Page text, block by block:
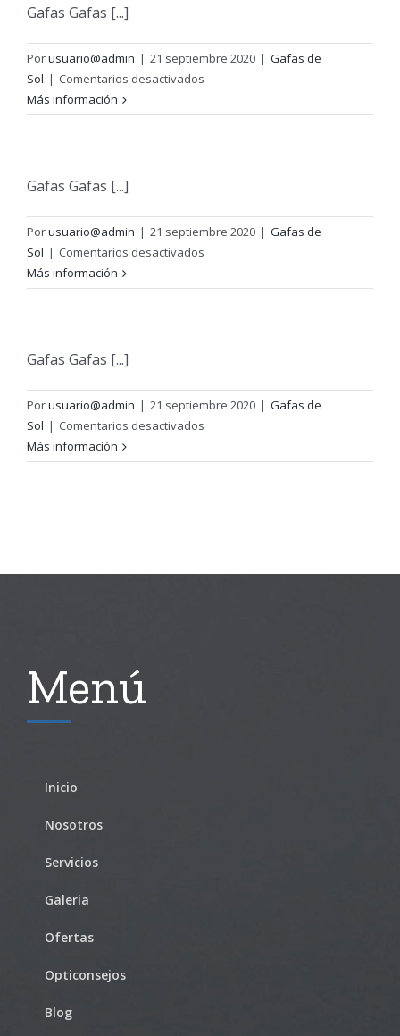
Gafas Gafas [...]
Porusuario@admin | 21 septiembre 2020 | Gafas de
Sol | Comentarios desactivados
de
Más información
Gafas Gafas [...]
Porusuario@admin | 21 septiembre 2020 | Gafas de
Sol | Comentarios desactivados
de
Más información
Gafas Gafas [...]
Porusuario@admin | 21 septiembre 2020 | Gafas de
Sol | Comentarios desactivados
de
Más información
Menú
Inicio
Nosotros
Servicios
Galeria
Ofertas
Opticonsejos
Blog